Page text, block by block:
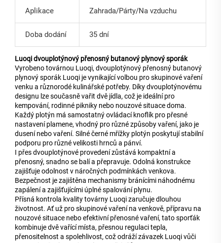
Aplikace Zahrada/Párty/Na vzduchu
Doba dodání 35 dní
Luoqi dvouplotýnový přenosný butanový plynový sporák
Vyrobeno továrnou Luoqi, dvouplotýnový přenosný butanový
plynový sporák Luoqi je vynikající volbou pro skupinové vaření
venku a různorodé kulinářské potřeby. Díky dvouplotýnovému
designu lze současně vařit dvě jídla, což je ideální pro
kempování, rodinné pikniky nebo nouzové situace doma.
Každý plotýn má samostatný ovládací knoflík pro přesné
nastavení plamene, vhodný pro různé způsoby vaření, jako je
dusení nebo vaření. Silné černé mřížky plotýn poskytují stabilní
podporu pro různé velikosti hrnců a pánví.
I přes dvouplotýnové provedení zůstává kompaktní a
přenosný, snadno se balí a přepravuje. Odolná konstrukce
zajišťuje odolnost v náročných podmínkách venkova.
Bezpečnost je zajištěna mechanismy bránícími náhodnému
zapálení a zajišťujícími úplné spalování plynu.
Přísná kontrola kvality továrny Luoqi zaručuje dlouhou
životnost. Ať už pro skupinové vaření na venkově, přípravu na
nouzové situace nebo efektivní přenosné vaření, tato sporťák
kombinuje dvě vařící místa, přesnou regulaci tepla,
přenositelnost a spolehlivost, což odráží závazek Luoqi vůči